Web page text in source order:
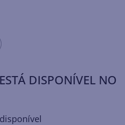
DISPONÍVEL NO